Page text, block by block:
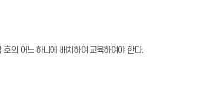
의 어느 하나에 배치하여 교육하여야 한다.